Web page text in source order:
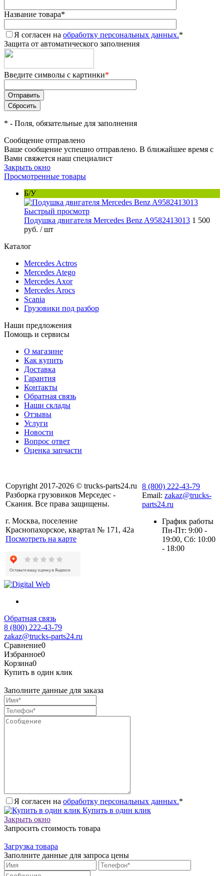
Название товара*
Я согласен на обработку персональных данных.*
Защита от автоматического заполнения
Введите символы с картинки*
* - Поля, обязательные для заполнения
Сообщение отправлено
Ваше сообщение успешно отправлено. В ближайшее время с
Вами свяжется наш специалист
Закрыть окно
Просмотренные товары
Б/У
Быстрый просмотр
Подушка двигателя Mercedes Benz A9582413013 1 500
руб. / шт
Каталог
Mercedes Actros
Mercedes Atego
Mercedes Axor
Mercedes Arocs
Scania
Грузовики под разбор
Наши предложения
Помощь и сервисы
О магазине
Как купить
Доставка
Гарантия
Контакты
Обратная связь
Наши склады
Отзывы
Услуги
Новости
Вопрос ответ
Оценка запчасти
Copyright 2017-2026 © trucks-parts24.ru
Разборка грузовиков Мерседес -
Скания. Все права защищены.
г. Москва, поселение
Краснопахорское, квартал № 171, 42а
Посмотреть на карте
8 (800) 222-43-79
Email: zakaz@trucks-
parts24.ru
График работы
Пн-Пт: 9:00 -
19:00, Сб: 10:00
- 18:00
Обратная связь
8 (800) 222-43-79
zakaz@trucks-parts24.ru
Сравнение0
Избранное0
Корзина0
Купить в один клик
Заполните данные для заказа
Я согласен на обработку персональных данных.*
Купить в один клик
Закрыть окно
Запросить стоимость товара
Загрузка товара
Заполните данные для запроса цены